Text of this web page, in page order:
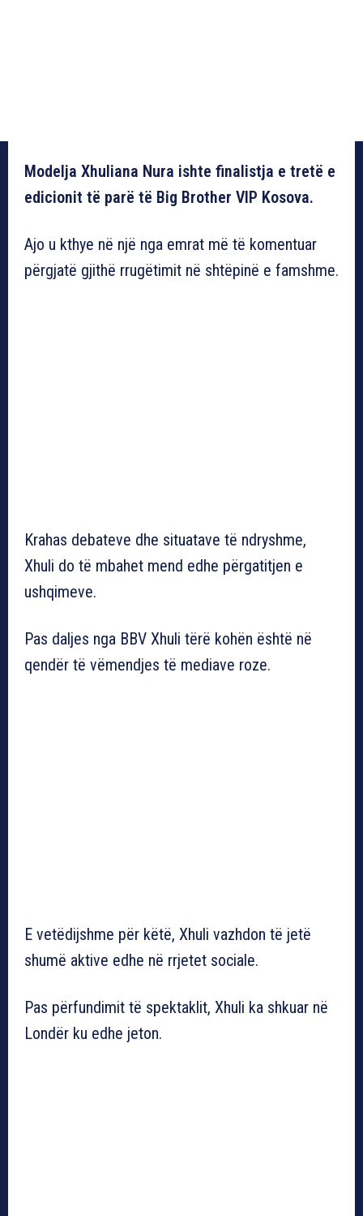
Modelja Xhuliana Nura ishte finalistja e tretë e
edicionit të parë të Big Brother VIP Kosova.
Ajo u kthye në një nga emrat më të komentuar
përgjatë gjithë rrugëtimit në shtëpinë e famshme.
Krahas debateve dhe situatave të ndryshme,
Xhuli do të mbahet mend edhe përgatitjen e
ushqimeve.
Pas daljes nga BBV Xhuli tërë kohën është në
qendër të vëmendjes të mediave roze.
E vetëdijshme për këtë, Xhuli vazhdon të jetë
shumë aktive edhe në rrjetet sociale.
Pas përfundimit të spektaklit, Xhuli ka shkuar në
Londër ku edhe jeton.